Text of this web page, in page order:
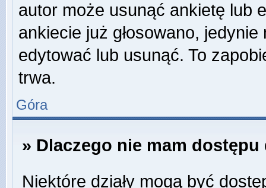
autor może usunąć ankietę lub
ankiecie już głosowano,
edytować lub usunąć. To
trwa.
Góra
» Dlaczego nie mam dostępu
Niektóre działy mogą być